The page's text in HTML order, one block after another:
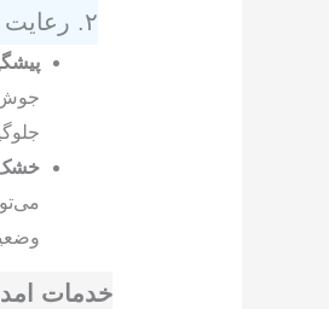
۲. رعایت نظافت باتری
خشک
خدمات